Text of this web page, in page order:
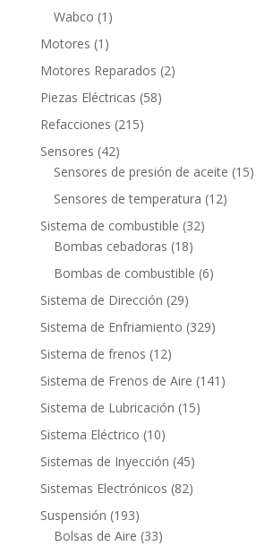
productos
Wabco 1 1
producto
Motores 1 1
producto
Motores Reparados 22
Piezas Eléctricas 5858
Refacciones 215215
Sensores 4242
productos
Sensores de presión de aceite 1515
Sensores de temperatura 1212
Sistema de combustible 3232
Bombas cebadoras 1818
productos
Bombas de combustible 66
Sistema de Dirección 2929
productos
Sistema de Enfriamiento 329329
Sistema de frenos 1212
productos
Sistema de Frenos de Aire 141 141
Sistema de Lubricación 1515
Sistema Eléctrico 1010
productos
Sistemas de Inyección 4545
productos
Sistemas Electrónicos 8282
Suspensión 193193
productos
Bolsas de Aire 3333